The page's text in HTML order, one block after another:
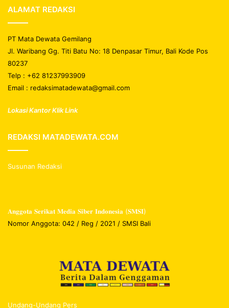
ALAMAT REDAKSI
PT Mata Dewata Gemilang
Jl. Waribang Gg. Titi Batu No: 18 Denpasar Timur, Bali Kode Pos
80237
Telp : +62 81237993909
Email : redaksimatadewata@gmail.com
Lokasi Kantor Klik Link
REDAKSI MATADEWATA.COM
Susunan Redaksi
𝐀𝐧𝐠𝐠𝐨𝐭𝐚 𝐒𝐞𝐫𝐢𝐤𝐚𝐭 𝐌𝐞𝐝𝐢𝐚 𝐒𝐢𝐛𝐞𝐫 𝐈𝐧𝐝𝐨𝐧𝐞𝐬𝐢𝐚 (𝐒𝐌𝐒𝐈)
Nomor Anggota: 042 / Reg / 2021 / SMSI Bali
Undang-Undang Pers